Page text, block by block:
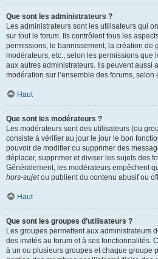
Que sont les administrateurs ?
Les administrateurs sont les utilisateurs qui
sur tout le forum. Ils contrôlent tous les
permissions, le bannissement, la création de
modérateurs, etc., selon les permissions que
aux autres administrateurs. Ils peuvent aussi
modération sur l’ensemble des forums,
Haut
Que sont les modérateurs ?
Les modérateurs sont des utilisateurs (ou
consiste à vérifier au jour le jour le bon
pouvoir de modifier ou supprimer des
déplacer, supprimer et diviser les sujets des
Généralement, les modérateurs empêchent
hors-sujetou publient du contenu abusif ou
Haut
Que sont les groupes d’utilisateurs ?
Les groupes permettent aux administrateurs
des invités au forum et à ses fonctionnalités.
à un ou plusieurs groupes et chaque groupe